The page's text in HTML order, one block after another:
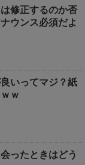
修正するのか否
ウンス必須だよ
いってマジ？紙
ｗ
ったときはどう